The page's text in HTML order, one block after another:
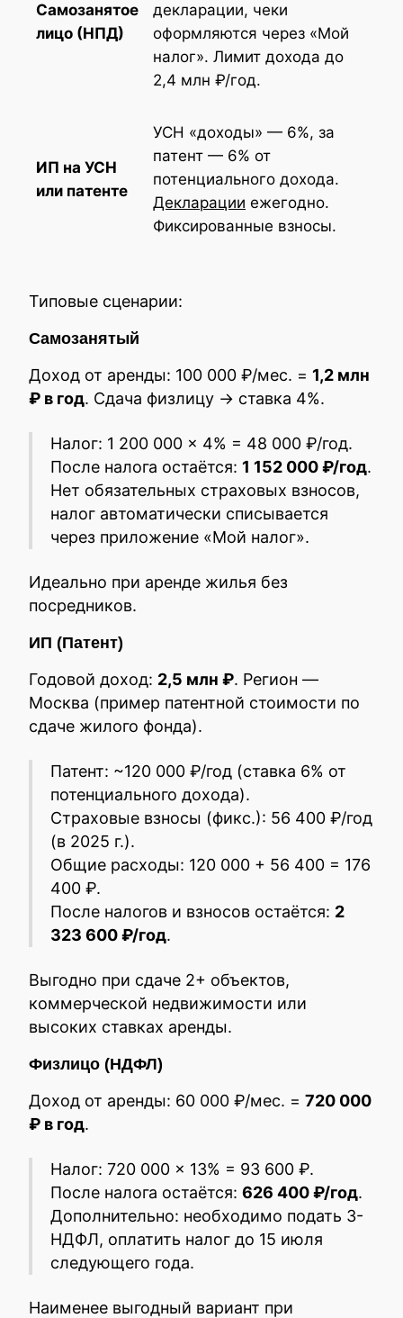
Самозанятое
лицо (НПД)
декларации, чеки
оформляются через «Мой
налог». Лимит дохода до
2,4 млн ₽/год.
ИП на УСН
или патенте
УСН «доходы» — 6%, за
патент — 6% от
потенциального дохода.
Декларации ежегодно.
Фиксированные взносы.
Типовые сценарии:
Самозанятый
Доход от аренды: 100 000 ₽/мес. = 1,2 млн
₽ в год. Сдача физлицу → ставка 4%.
Налог: 1 200 000 × 4% = 48 000 ₽/год.
После налога остаётся: 1 152 000 ₽/год.
Нет обязательных страховых взносов,
налог автоматически списывается
через приложение «Мой налог».
Идеально при аренде жилья без
посредников.
ИП (Патент)
Годовой доход: 2,5 млн ₽. Регион —
Москва (пример патентной стоимости по
сдаче жилого фонда).
Патент: ~120 000 ₽/год (ставка 6% от
потенциального дохода).
Страховые взносы (фикс.): 56 400 ₽/год
(в 2025 г.).
Общие расходы: 120 000 + 56 400 = 176
400 ₽.
После налогов и взносов остаётся: 2
323 600 ₽/год.
Выгодно при сдаче 2+ объектов,
коммерческой недвижимости или
высоких ставках аренды.
Физлицо (НДФЛ)
Доход от аренды: 60 000 ₽/мес. = 720 000
₽ в год.
Налог: 720 000 × 13% = 93 600 ₽.
После налога остаётся: 626 400 ₽/год.
Дополнительно: необходимо подать 3-
НДФЛ, оплатить налог до 15 июля
следующего года.
Наименее выгодный вариант при